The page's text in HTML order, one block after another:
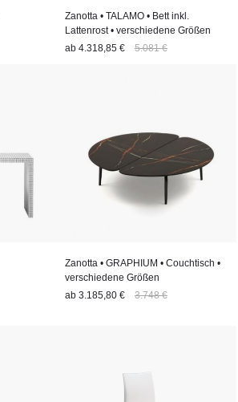
Zanotta • TALAMO • Bett inkl.
Lattenrost • verschiedene Größen
ab 4.318,85 € 5.081 €
Zanotta • GRAPHIUM • Couchtisch •
verschiedene Größen
ab 3.185,80 € 3.748 €